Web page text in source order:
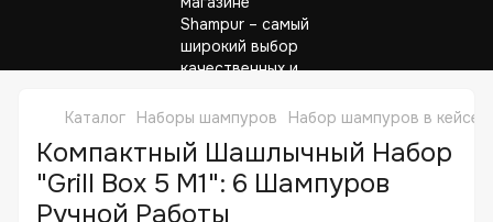
Каталог Наборы шампуров Набор шампуров в кейсе
Компактный Шашлычный Набор
"Grill Box 5 M1": 6 Шампуров
Ручной Работы